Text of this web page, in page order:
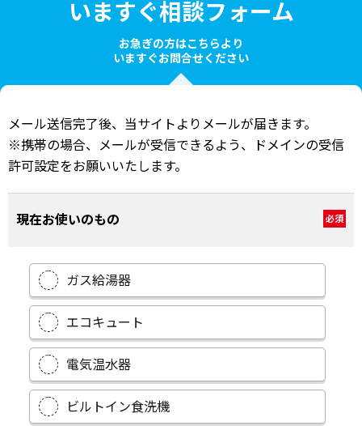
いますぐ相談フォーム
お急ぎの方はこちらより
いますぐお問合せください
メール送信完了後、当サイトよりメールが届きます。
※携帯の場合、メールが受信できるよう、ドメインの受信
許可設定をお願いいたします。
現在お使いのもの 必須
ガス給湯器
エコキュート
電気温水器
ビルトイン食洗機